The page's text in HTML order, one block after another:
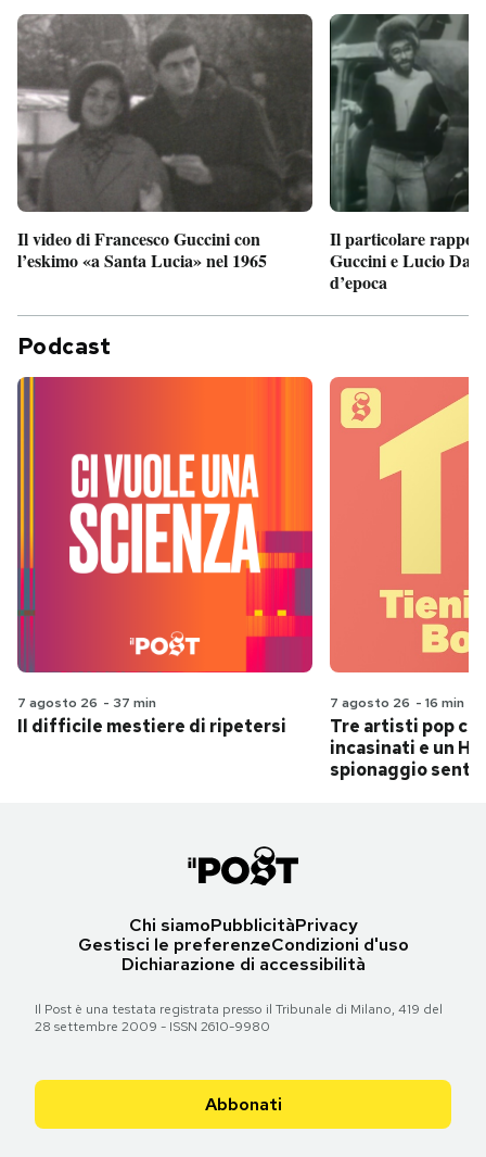
Il video di Francesco Guccini con
l’eskimo «a Santa Lucia» nel 1965
Il particolare
Guccini e Lucio
d’epoca
Podcast
7 agosto 26 - 37 min
Il difficile mestiere di ripetersi
7 agosto 26 - 16 min
Tre artisti pop
incasinati e un
spionaggio
Chi siamoPubblicitàPrivacy
Gestisci le preferenzeCondizioni d'uso
Dichiarazione di accessibilità
Il Post è una testata registrata presso il Tribunale di Milano, 419 del
28 settembre 2009 - ISSN 2610-9980
Abbonati